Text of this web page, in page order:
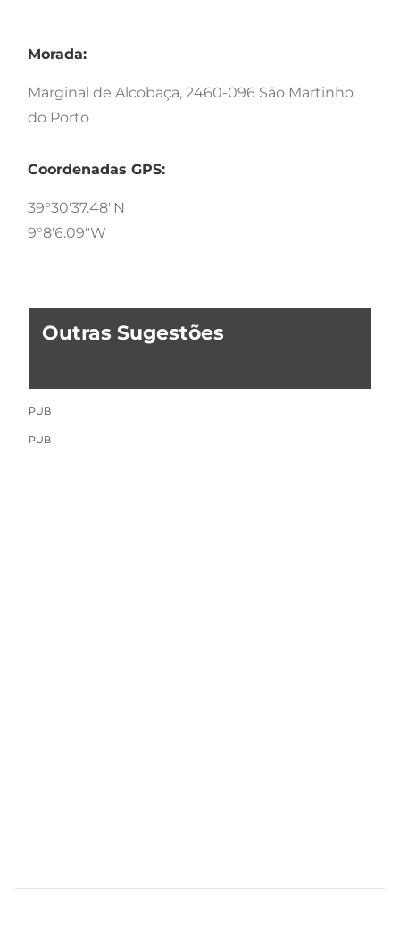
Morada:
Marginal de Alcobaça, 2460-096 São Martinho
do Porto
Coordenadas GPS:
39°30'37.48"N
9°8'6.09"W
Outras Sugestões
PUB
PUB